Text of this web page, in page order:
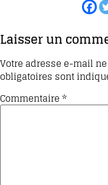
Laisser un
Votre adresse e-mail
obligatoires sont
Commentaire*